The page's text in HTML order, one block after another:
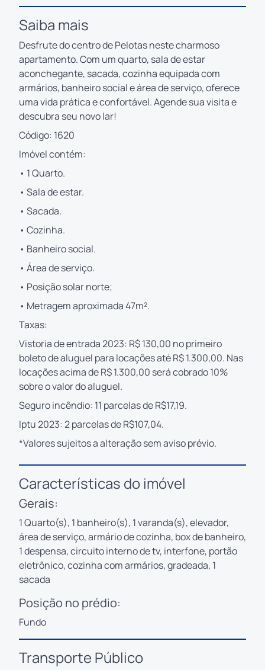
Saiba mais
Desfrute do centro de Pelotas neste charmoso
apartamento. Com um quarto, sala de estar
aconchegante, sacada, cozinha equipada com
armários, banheiro social e área de serviço, oferece
uma vida prática e confortável. Agende sua visita e
descubra seu novo lar!
Código: 1620
Imóvel contém:
• 1 Quarto.
• Sala de estar.
• Sacada.
• Cozinha.
• Banheiro social.
• Área de serviço.
• Posição solar norte;
• Metragem aproximada 47m².
Taxas:
Vistoria de entrada 2023: R$ 130,00 no primeiro
boleto de aluguel para locações até R$ 1.300,00. Nas
locações acima de R$ 1.300,00 será cobrado 10%
sobre o valor do aluguel.
Seguro incêndio: 11 parcelas de R$17,19.
Iptu 2023: 2 parcelas de R$107,04.
*Valores sujeitos a alteração sem aviso prévio.
Características do imóvel
Gerais:
1 Quarto(s), 1 banheiro(s), 1 varanda(s), elevador,
área de serviço, armário de cozinha, box de banheiro,
1 despensa, circuito interno de tv, interfone, portão
eletrônico, cozinha com armários, gradeada, 1
sacada
Posição no prédio:
Fundo
Transporte Público